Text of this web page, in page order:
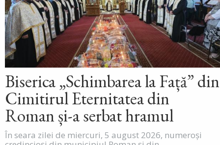
Biserica „Schimbarea la Față” din
Cimitirul Eternitatea din
Roman și-a serbat hramul
În seara zilei de miercuri, 5 august 2026, numeroși